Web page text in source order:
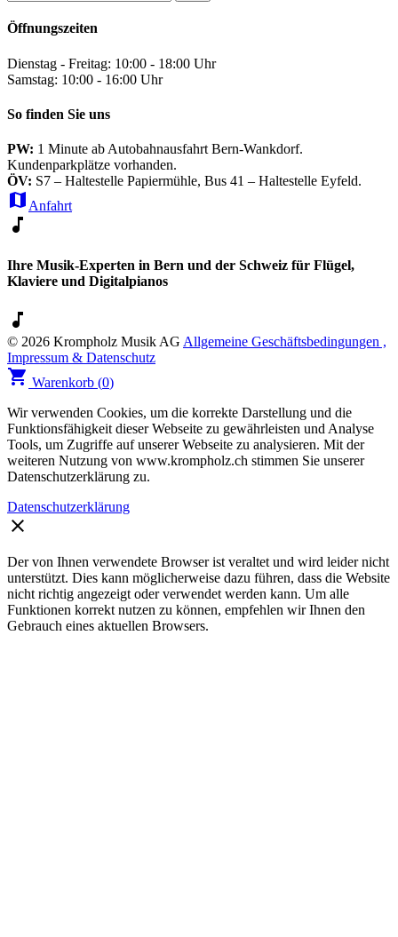
Öffnungszeiten
Dienstag - Freitag: 10:00 - 18:00 Uhr
Samstag: 10:00 - 16:00 Uhr
So finden Sie uns
PW: 1 Minute ab Autobahnausfahrt Bern-Wankdorf.
Kundenparkplätze vorhanden.
ÖV: S7 – Haltestelle Papiermühle, Bus 41 – Haltestelle Eyfeld.
map Anfahrt
music_note
Ihre Musik-Experten in Bern und der Schweiz für Flügel,
Klaviere und Digitalpianos
music_note
© 2026 Krompholz Musik AG Allgemeine Geschäftsbedingungen ,
Impressum & Datenschutz
shopping_cart Warenkorb (0)
Wir verwenden Cookies, um die korrekte Darstellung und die
Funktionsfähigkeit dieser Webseite zu gewährleisten und Analyse
Tools, um Zugriffe auf unserer Webseite zu analysieren. Mit der
weiteren Nutzung von www.krompholz.ch stimmen Sie unserer
Datenschutzerklärung zu.
Datenschutzerklärung
clear
Der von Ihnen verwendete Browser ist veraltet und wird leider nicht
unterstützt. Dies kann möglicherweise dazu führen, dass die Website
nicht richtig angezeigt oder verwendet werden kann. Um alle
Funktionen korrekt nutzen zu können, empfehlen wir Ihnen den
Gebrauch eines aktuellen Browsers.